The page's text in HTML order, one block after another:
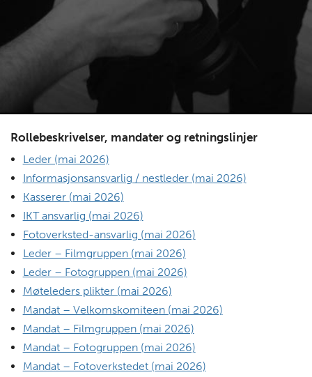
Rollebeskrivelser, mandater og retningslinjer
Leder (mai 2026)
Informasjonsansvarlig / nestleder (mai 2026)
Kasserer (mai 2026)
IKT ansvarlig (mai 2026)
Fotoverksted-ansvarlig (mai 2026)
Leder – Filmgruppen (mai 2026)
Leder – Fotogruppen (mai 2026)
Møteleders plikter (mai 2026)
Mandat – Velkomskomiteen (mai 2026)
Mandat – Filmgruppen (mai 2026)
Mandat – Fotogruppen (mai 2026)
Mandat – Fotoverkstedet (mai 2026)